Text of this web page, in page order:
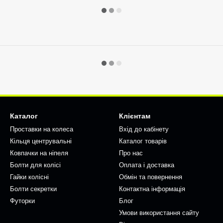
Каталог
Проставки на колеса
Кільця центрувальні
Ковпачки на ніпеля
Болти для колісі
Гайки колісні
Болти секретки
Футорки
Клієнтам
Вхід до кабінету
Каталог товарів
Про нас
Оплата і доставка
Обмін та повернення
Контактна інформація
Блог
Умови використання сайту